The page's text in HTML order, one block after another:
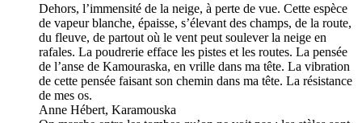
Dehors, l’immensité de la neige, à perte de vue. Cette espèce
de vapeur blanche, épaisse, s’élevant des champs, de la route,
du fleuve, de partout où le vent peut soulever la neige en
rafales. La poudrerie efface les pistes et les routes. La pensée
de l’anse de Kamouraska, en vrille dans ma tête. La vibration
de cette pensée faisant son chemin dans ma tête. La résistance
de mes os.
Anne Hébert, Karamouska